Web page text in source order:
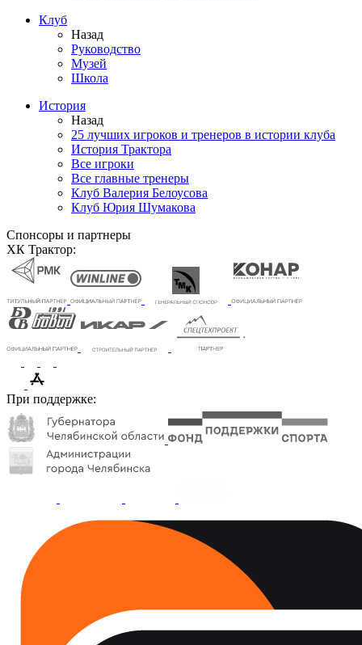
Клуб
Назад
Руководство
Музей
Школа
История
Назад
25 лучших игроков и тренеров в истории клуба
История Трактора
Все игроки
Все главные тренеры
Клуб Валерия Белоусова
Клуб Юрия Шумакова
Спонсоры и партнеры
ХК Трактор:
При поддержке: